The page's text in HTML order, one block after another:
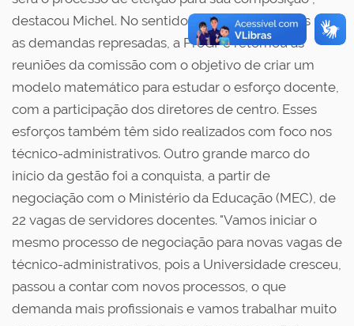
destacou Michel. No sentido de buscar soluções para
as demandas represadas, a ProGPe retomou as
reuniões da comissão com o objetivo de criar um
modelo matemático para estudar o esforço docente,
com a participação dos diretores de centro. Esses
esforços também têm sido realizados com foco nos
técnico-administrativos. Outro grande marco do
início da gestão foi a conquista, a partir de
negociação com o Ministério da Educação (MEC), de
22 vagas de servidores docentes. "Vamos iniciar o
mesmo processo de negociação para novas vagas de
técnico-administrativos, pois a Universidade cresceu,
passou a contar com novos processos, o que
demanda mais profissionais e vamos trabalhar muito